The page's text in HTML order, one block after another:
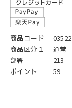
商品コード
商品区分１
通常
部署
213
ポイント
59